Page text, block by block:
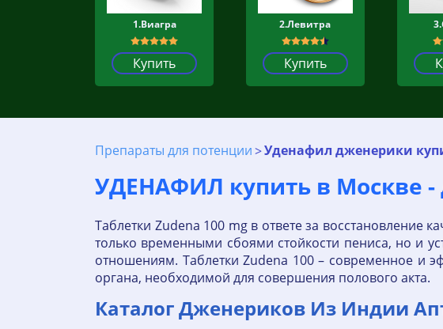
1.Виагра
Купить
2.Левитра
Купить
Препараты для потенции Уденафил дженерики
УДЕНАФИЛ купить в Москве
Таблетки Zudena 100 mg в ответе за восстановление
только временными сбоями стойкости пениса, но
отношениям. Таблетки Zudena 100 – современное и
органа, необходимой для совершения полового акта.
Каталог Дженериков Из Индии